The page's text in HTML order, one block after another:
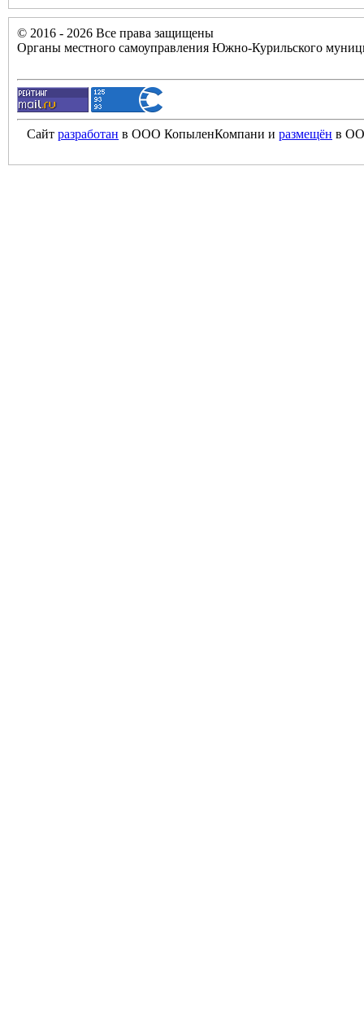
© 2016 - 2026 Все права защищены
Органы местного самоуправления Южно-Курильского
Сайт разработан в ООО КопыленКомпани и размещён в